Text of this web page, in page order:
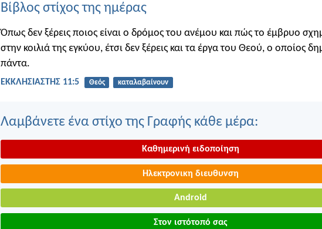
Βίβλος στίχος της ημέρας
Όπως δεν ξέρεις ποιος είναι ο δρόμος του ανέμου και πώς το έμβρυο
στην κοιλιά της εγκύου, έτσι δεν ξέρεις και τα έργα του Θεού, ο οποίος
πάντα.
ΕΚΚΛΗΣΙΑΣΤΗΣ 11:5 Θεός καταλαβαίνουν
Λαμβάνετε ένα στίχο της Γραφής κάθε μέρα:
Καθημερινή ειδοποίηση
Ηλεκτρονικη διευθυνση
Android
Στον ιστότοπό σας